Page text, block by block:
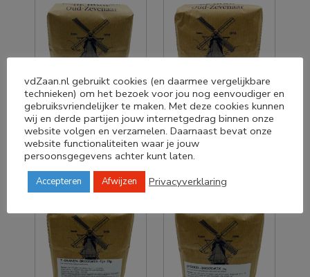
Jan en Jet broodmix
1KG
€5,59
Bread Pitt broodmix
1KG
vdZaan.nl gebruikt cookies (en daarmee vergelijkbare
technieken) om het bezoek voor jou nog eenvoudiger en
gebruiksvriendelijker te maken. Met deze cookies kunnen
wij en derde partijen jouw internetgedrag binnen onze
website volgen en verzamelen. Daarnaast bevat onze
website functionaliteiten waar je jouw
persoonsgegevens achter kunt laten.
Accepteren Afwijzen Privacyverklaring